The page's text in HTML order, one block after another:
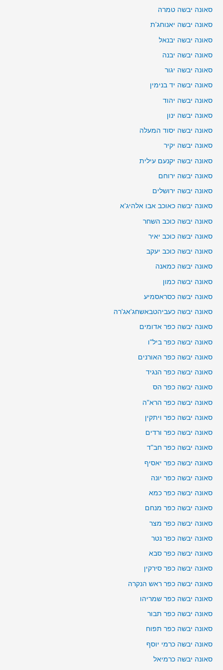
סאונה יבשה טמרה
סאונה יבשה יאנוחג'ת
סאונה יבשה יבנאל
סאונה יבשה יבנה
סאונה יבשה יגור
סאונה יבשה יד בנימין
סאונה יבשה יהוד
סאונה יבשה ינון
סאונה יבשה יסוד המעלה
סאונה יבשה יקיר
סאונה יבשה יקנעם עילית
סאונה יבשה ירוחם
סאונה יבשה ירושלים
סאונה יבשה כאוכב אבו אלהיג'א
סאונה יבשה כוכב השחר
סאונה יבשה כוכב יאיר
סאונה יבשה כוכב יעקב
סאונה יבשה כמאנה
סאונה יבשה כמון
סאונה יבשה כסראסמיע
סאונה יבשה כעביהטבאשחג'אג'רה
סאונה יבשה כפר אדומים
סאונה יבשה כפר ביל"ו
סאונה יבשה כפר האורנים
סאונה יבשה כפר הנגיד
סאונה יבשה כפר הס
סאונה יבשה כפר הרא"ה
סאונה יבשה כפר ויתקין
סאונה יבשה כפר ורדים
סאונה יבשה כפר חב"ד
סאונה יבשה כפר יאסיף
סאונה יבשה כפר יונה
סאונה יבשה כפר כמא
סאונה יבשה כפר מנחם
סאונה יבשה כפר מצר
סאונה יבשה כפר נטר
סאונה יבשה כפר סבא
סאונה יבשה כפר סירקין
סאונה יבשה כפר ראש הנקרה
סאונה יבשה כפר שמריהו
סאונה יבשה כפר תבור
סאונה יבשה כפר תפוח
סאונה יבשה כרמי יוסף
סאונה יבשה כרמיאל